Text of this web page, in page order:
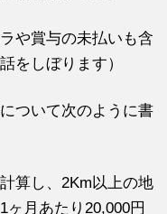
や賞与の未払いも含
を しぼります）
ついて次のように書
算し、2Km以上の地
ヶ月あたり20,000円